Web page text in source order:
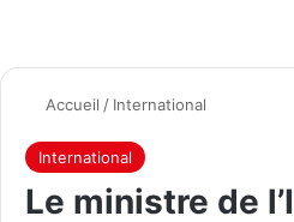
Accueil / International
International
Le ministre de